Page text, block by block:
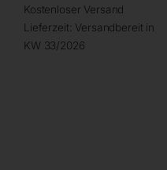
Kostenloser Versand
Lieferzeit: Versandbereit in
KW 33/2026